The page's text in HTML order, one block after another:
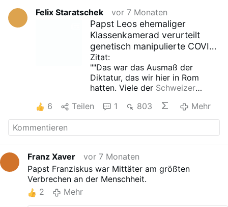
Felix Staratschek vor 7 Monaten
Papst Leos ehemaliger
Klassenkamerad verurteilt
genetisch manipulierte COVID-
Impfungen als 'neue Sünde'
Zitat:
""Das war das Ausmaß der
Diktatur, das wir hier in Rom
hatten. Viele der Schweizer
impfen zu lassen", sagte Thomas.
"Und das zu Recht, denn 2008
neue Sünden' auf. Eine davon
und Gentechnik des Menschen,
die Injektion von experimentellen
Medikamenten (in) den
6 Teilen 1 803 Mehr
Franz Xaver
vor 7 Monaten
Papst Franziskus war Mittäter am größten
Verbrechen an der Menschheit.
2
Mehr